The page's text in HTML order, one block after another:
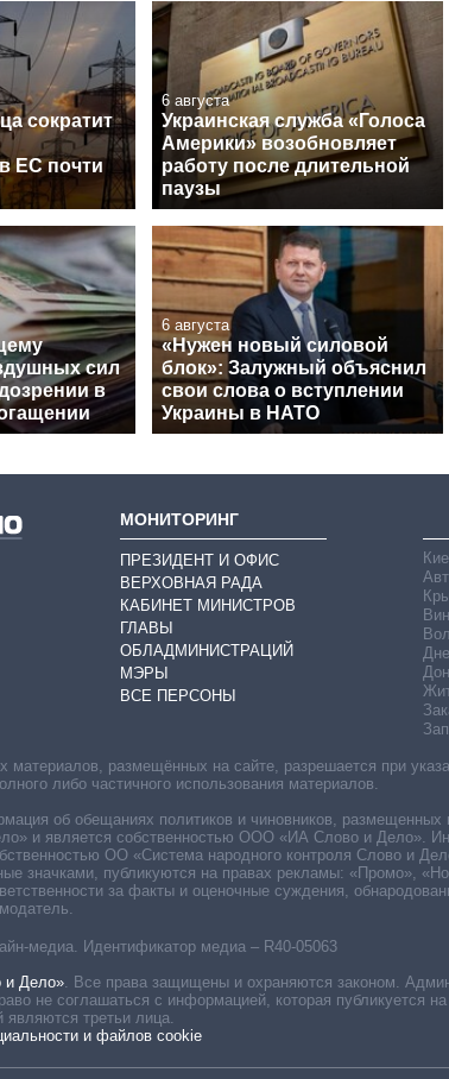
сократит
ЕС почти
6 августа
Украинская служба «Голоса
Америки» возобновляет
работу после длительной
паузы
сил
в
6 августа
«Нужен новый силовой
блок»: Залужный объяснил
свои слова о вступлении
Украины в НАТО
МОНИТОРИНГ
ПРЕЗИДЕНТ И ОФИС
ВЕРХОВНАЯ РАДА
КАБИНЕТ МИНИСТРОВ
ГЛАВЫ
ОБЛАДМИНИСТРАЦИЙ
МЭРЫ
ВСЕ ПЕРСОНЫ
медиа. Идентификатор медиа – R40-05063
и Дело» Все права защищены и охраняются законом.
не соглашаться с информацией, которая публикуется
являются третьи лица.
и файлов cookie
материалов, размещённых на сайте, разрешается при
либо частичного использования материалов.
об обещаниях политиков и чиновников,
и является собственностью ООО «ИА Слово и Дело».
ОО «Система народного контроля Слово и
значками, публикуются на правах рекламы: «Промо»,
за факты и оценочные суждения,